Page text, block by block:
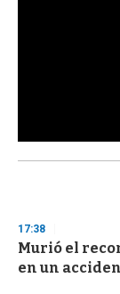
s
d
s
o
f
17:38
Murió el
en un